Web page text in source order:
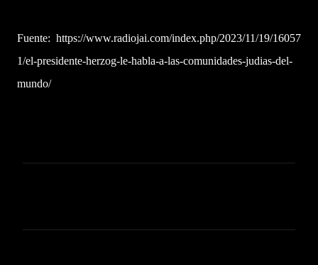
Fuente: https://www.radiojai.com/index.php/2023/11/19/16057
1/el-presidente-herzog-le-habla-a-las-comunidades-judias-del-
mundo/